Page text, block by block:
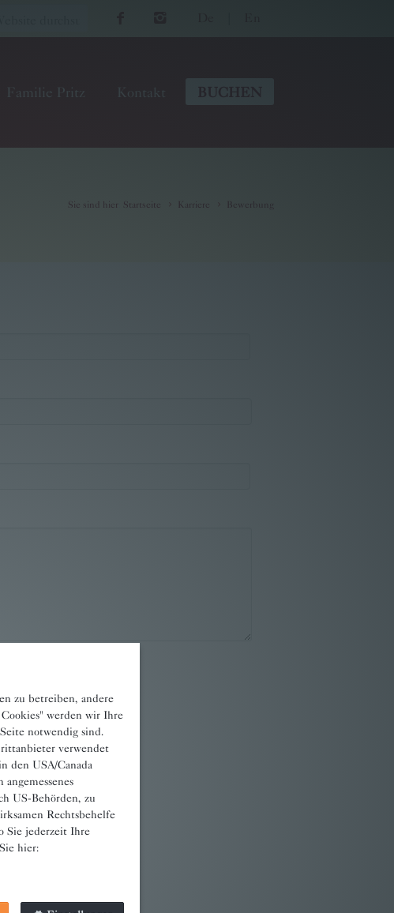
Familie Pritz Kontakt BUCHEN
Sie sind hier Startseite Karriere Bewerbung
zu betreiben, andere
werden wir Ihre
notwendig sind.
verwendet
den USA/Canada
US-Behörden, zu
Rechtsbehelfe
Sie jederzeit Ihre
hier: